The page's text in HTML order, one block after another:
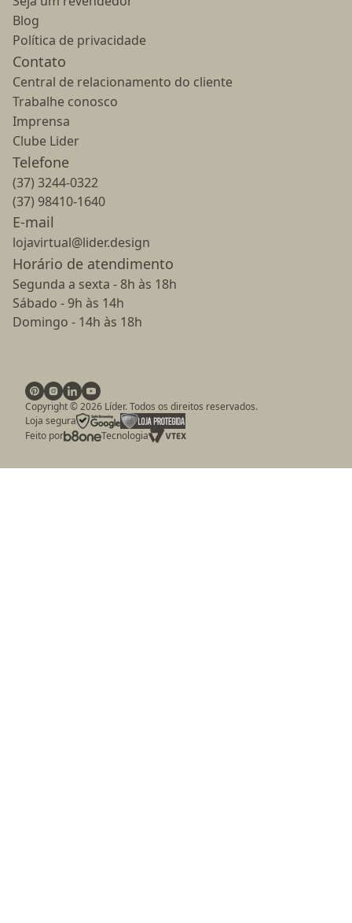
Blog
Política de privacidade
Contato
Central de relacionamento do cliente
Trabalhe conosco
Imprensa
Clube Lider
Telefone
(37) 3244-0322
(37) 98410-1640
E-mail
lojavirtual@lider.design
Horário de atendimento
Segunda a sexta - 8h às 18h
Sábado - 9h às 14h
Domingo - 14h às 18h
Copyright ©2026 Líder. Todos os direitos reservados.
Loja segura
Feito por
Tecnologia